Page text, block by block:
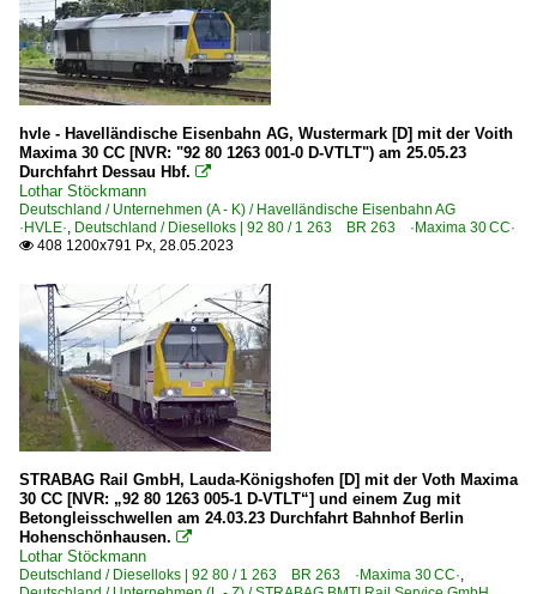
hvle - Havelländische Eisenbahn AG, Wustermark [D] mit der Voith
Maxima 30 CC [NVR: "92 80 1263 001-0 D-VTLT") am 25.05.23
Durchfahrt Dessau Hbf. 
Lothar Stöckmann
Deutschland / Unternehmen (A - K) / Havelländische Eisenbahn AG
·HVLE·, Deutschland / Dieselloks | 92 80 / 1 263 BR 263 ·Maxima 30 CC·
 408 1200x791 Px, 28.05.2023
STRABAG Rail GmbH, Lauda-Königshofen [D] mit der Voth Maxima
30 CC [NVR: „92 80 1263 005-1 D-VTLT“] und einem Zug mit
Betongleisschwellen am 24.03.23 Durchfahrt Bahnhof Berlin
Hohenschönhausen. 
Lothar Stöckmann
Deutschland / Dieselloks | 92 80 / 1 263 BR 263 ·Maxima 30 CC·,